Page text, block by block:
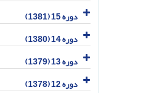
دوره 15 (1381)
دوره 14 (1380)
دوره 13 (1379)
دوره 12 (1378)